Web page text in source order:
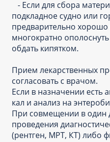
- Если для сбора
подкладное судно или
предварительно
многократно
обдать кипятком.
Прием лекарственных
согласовать с врачом.
Если в назначении есть
кал и анализ на
При совмещении в один
проведения
(рентген, МРТ, КТ) либо